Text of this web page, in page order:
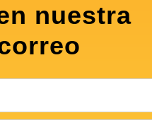
nuestra